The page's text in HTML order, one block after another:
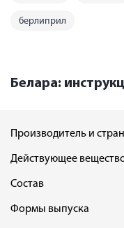
берлиприл
Белара:
Производитель и
Действующее
Состав
Формы выпуска